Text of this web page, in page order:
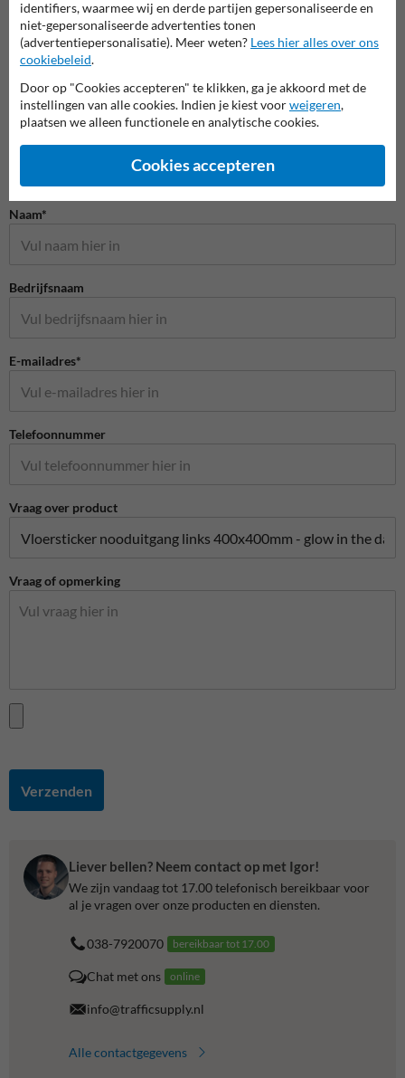
Stel je vraag aan Wegmarkering.nl
Naam*
Bedrijfsnaam
E-mailadres*
Telefoonnummer
Vraag over product
Vraag of opmerking
Verzenden
Liever bellen? Neem contact op met Igor!
We zijn vandaag tot 17.00 telefonisch bereikbaar voor
al je vragen over onze producten en diensten.
038-7920070 bereikbaar tot 17.00
Chat met ons online
info@trafficsupply.nl
Alle contactgegevens
identifiers, waarmee wij en derde partijen gepersonaliseerde en
niet-gepersonaliseerde advertenties tonen
(advertentiepersonalisatie). Meer weten? Lees hier alles over ons
cookiebeleid.
Door op "Cookies accepteren" te klikken, ga je akkoord met de
instellingen van alle cookies. Indien je kiest voorweigeren,
plaatsen we alleen functionele en analytische cookies.
Cookies accepteren